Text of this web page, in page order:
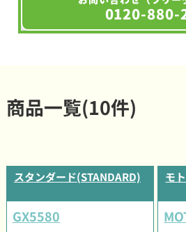
0120-880-
商品一覧(10件)
スタンダード(STANDARD)
GX5580
モ